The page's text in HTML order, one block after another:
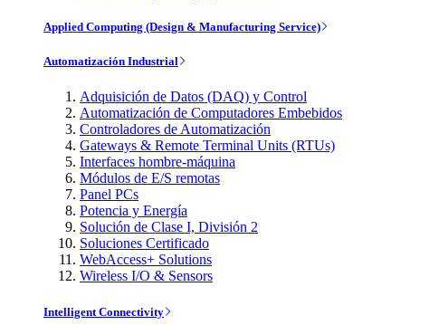
Applied Computing (Design & Manufacturing Service)
Automatización Industrial
Adquisición de Datos (DAQ) y Control
Automatización de Computadores Embebidos
Controladores de Automatización
Gateways & Remote Terminal Units (RTUs)
Interfaces hombre-máquina
Módulos de E/S remotas
Panel PCs
Potencia y Energía
Solución de Clase I, División 2
Soluciones Certificado
WebAccess+ Solutions
Wireless I/O & Sensors
Intelligent Connectivity